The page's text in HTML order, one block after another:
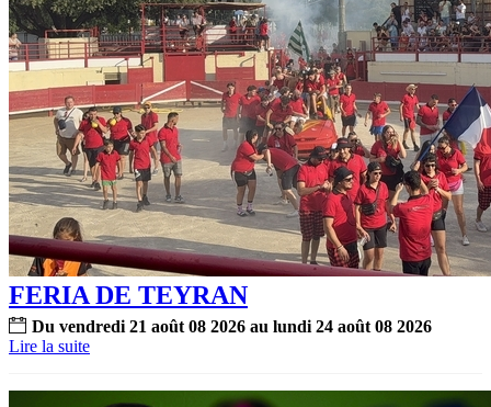
FERIA DE TEYRAN
Du vendredi 21 août 08 2026 au lundi 24 août 08 2026
Lire la suite